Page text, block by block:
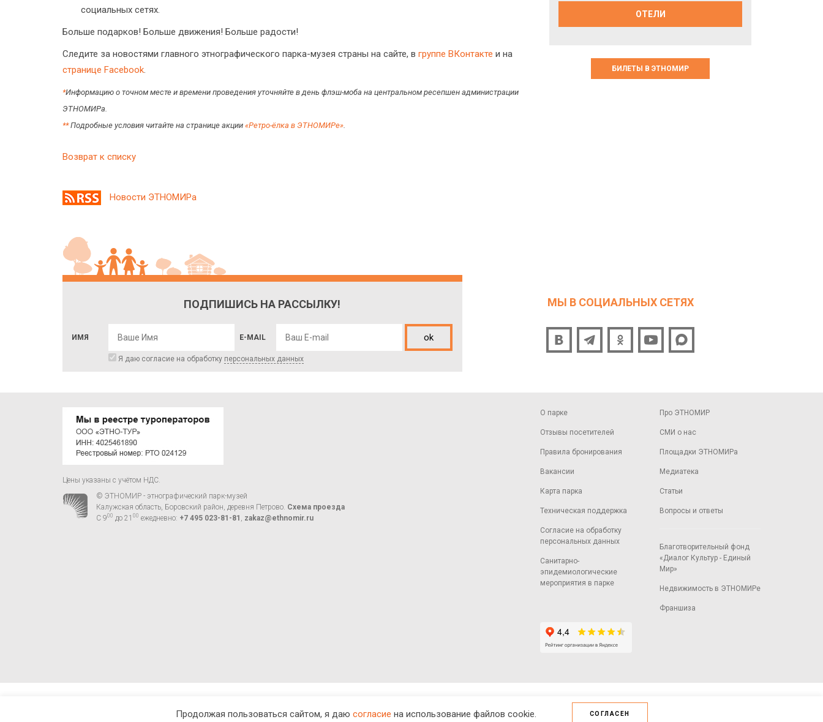
социальных сетях.
Больше подарков! Больше движения! Больше радости!
Следите за новостями главного этнографического парка-музея страны на сайте, в группе ВКонтакте и на
странице Facebook.
*Информацию о точном месте и времени проведения уточняйте в день флэш-моба на центральном ресепшен администрации
ЭТНОМИРа.
**Подробные условия читайте на странице акции «Ретро-ёлка в ЭТНОМИРе»
Возврат к списку
ОТЕЛИ
БИЛЕТЫ В ЭТНОМИР
Новости ЭТНОМИРа
ПОДПИШИСЬ НА РАССЫЛКУ!
ИМЯ E-MAIL ok
Я даю согласие на обработку персональных данных
МЫ В СОЦИАЛЬНЫХ СЕТЯХ
О парке
Отзывы посетителей
Правила бронирования
Вакансии
Карта парка
Техническая поддержка
Согласие на обработку
персональных данных
Санитарно-
эпидемиологические
мероприятия в парке
Про ЭТНОМИР
СМИ о нас
Площадки ЭТНОМИРа
Медиатека
Статьи
Вопросы и ответы
Благотворительный фонд
«Диалог Культур - Единый
Мир»
Недвижимость в ЭТНОМИРе
Франшиза
Цены указаны с учётом НДС.
© ЭТНОМИР - этнографический парк-музей
Калужская область, Боровский район, деревня Петрово. Схема проезда
С 900 до 21 00 ежедневно: +7 495 023-81-81 zakaz@ethnomir.ru
Продолжая пользоваться сайтом, я даю согласие на использование файлов cookie. СОГЛАСЕН